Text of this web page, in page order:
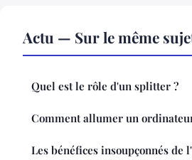
Actu — Sur le même
Quel est le rôle d'un splitter ?
Comment allumer un
Les bénéfices insoupçonnés de